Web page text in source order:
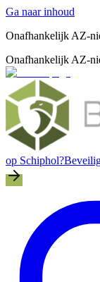
Ga naar inhoud
Onafhankelijk AZ-
Onafhankelijk AZ-
op Schiphol?